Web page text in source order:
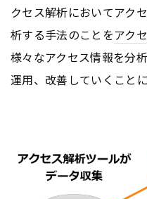
クセス解析においてアク
析する手法のことをアク
様々なアクセス情報を分
運用、改善していくことに